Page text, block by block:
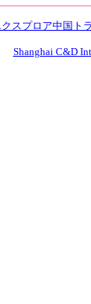
クスプロア中国ト
Shanghai C&D